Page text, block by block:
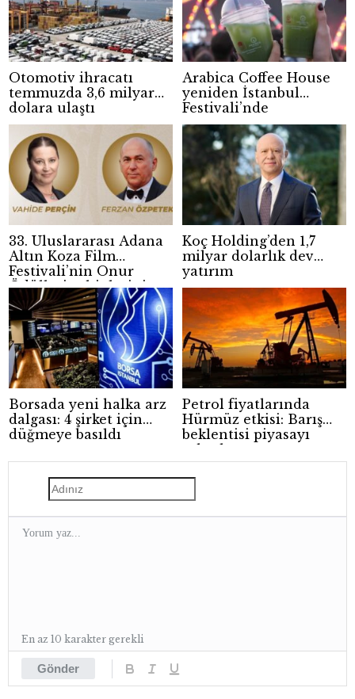
Otomotiv ihracatı
temmuzda 3,6 milyar
dolara ulaştı
Arabica Coffee House
yeniden İstanbul
Festivali’nde
33. Uluslararası Adana
Altın Koza Film
Festivali’nin Onur
Ödülleri sahiplerini
buldu
Koç Holding’den 1,7
milyar dolarlık dev
yatırım
Borsada yeni halka arz
dalgası: 4 şirket için
düğmeye basıldı
Petrol fiyatlarında
Hürmüz etkisi: Barış
beklentisi piyasayı
rahatlattı
Gönder
En az 10 karakter gerekli